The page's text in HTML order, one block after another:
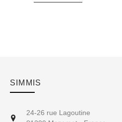
SIMMIS
24-26 rue Lagoutine